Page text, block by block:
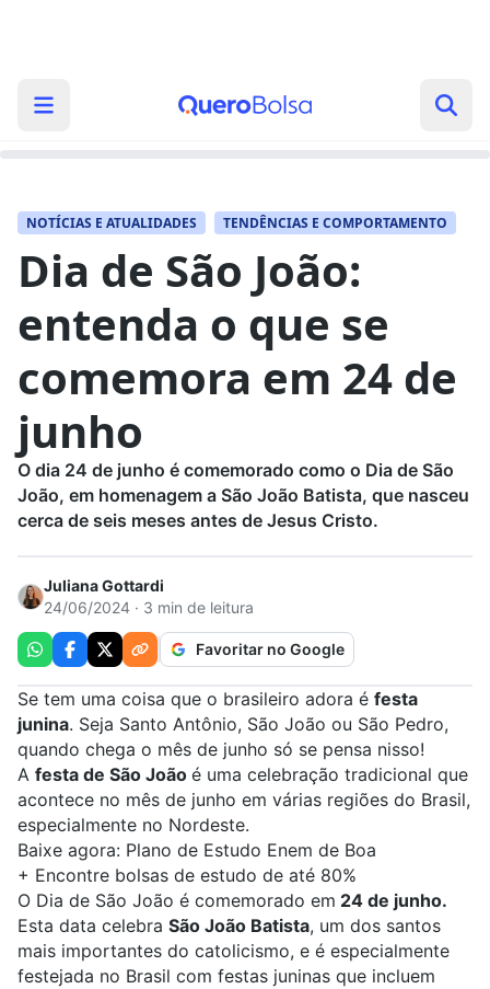
NOTÍCIAS E ATUALIDADES TENDÊNCIAS E COMPORTAMENTO
Dia de São João:
entenda o que se
comemora em 24 de
junho
O dia 24 de junho é comemorado como o Dia de São
João, em homenagem a São João Batista, que nasceu
cerca de seis meses antes de Jesus Cristo.
Juliana Gottardi
24/06/2024 · 3 min de leitura
Favoritar no Google
Se tem uma coisa que o brasileiro adora é festa
junina. Seja Santo Antônio, São João ou São Pedro,
quando chega o mês de junho só se pensa nisso!
A festa de São João é uma celebração tradicional que
acontece no mês de junho em várias regiões do Brasil,
especialmente no Nordeste.
Baixe agora: Plano de Estudo Enem de Boa
+ Encontre bolsas de estudo de até 80%
O Dia de São João é comemorado em 24 de junho.
Esta data celebra São João Batista, um dos santos
mais importantes do catolicismo, e é especialmente
festejada no Brasil com festas juninas que incluem